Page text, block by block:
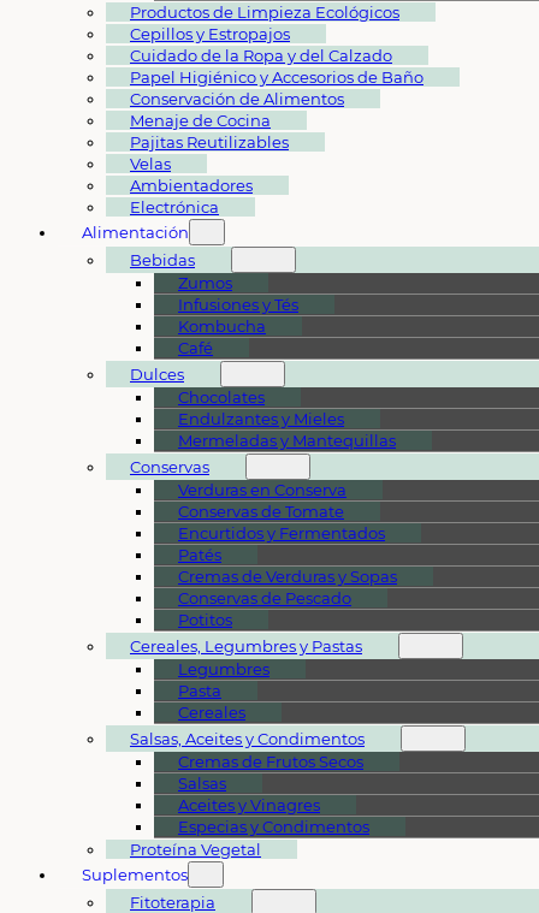
Productos de Limpieza Ecológicos
Cepillos y Estropajos
Cuidado de la Ropa y del Calzado
Papel Higiénico y Accesorios de Baño
Conservación de Alimentos
Menaje de Cocina
Pajitas Reutilizables
Velas
Ambientadores
Electrónica
Alimentación
Bebidas
Zumos
Infusiones y Tés
Kombucha
Café
Dulces
Chocolates
Endulzantes y Mieles
Mermeladas y Mantequillas
Conservas
Verduras en Conserva
Conservas de Tomate
Encurtidos y Fermentados
Patés
Cremas de Verduras y Sopas
Conservas de Pescado
Potitos
Cereales, Legumbres y Pastas
Legumbres
Pasta
Cereales
Salsas, Aceites y Condimentos
Cremas de Frutos Secos
Salsas
Aceites y Vinagres
Especias y Condimentos
Proteína Vegetal
Suplementos
Fitoterapia